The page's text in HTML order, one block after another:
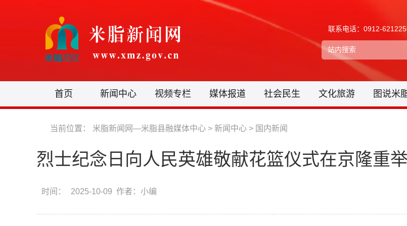
联系电话：0912-
首页 新闻中心 视频专栏 媒体报道 社会民生 文化旅游 图说米
当前位置： 米脂新闻网—米脂县融媒体中心 > 新闻中心 > 国内新闻
烈士纪念日向人民英雄敬献花篮仪式在京隆重
时间： 2025-10-09 作者：小编